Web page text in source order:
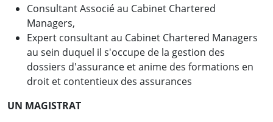
Consultant Associé au Cabinet Chartered
Managers,
Expert consultant au Cabinet Chartered Managers
au sein duquel il s'occupe de la gestion des
dossiers d'assurance et anime des formations en
droit et contentieux des assurances
UN MAGISTRAT